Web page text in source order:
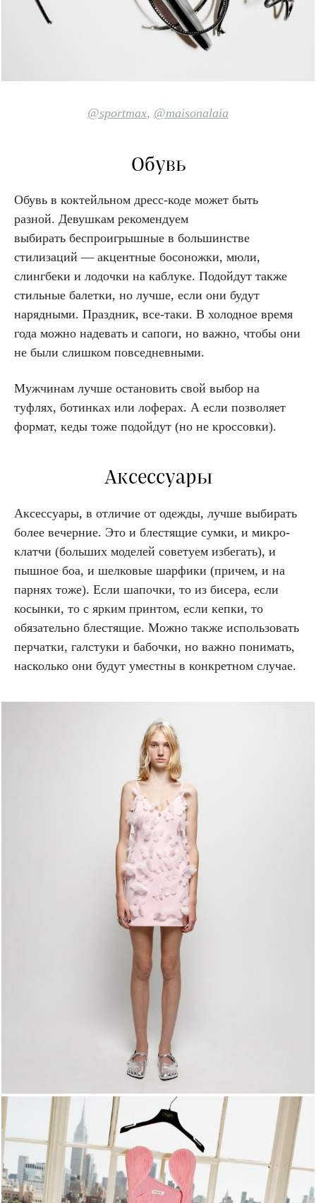
@sportmax, @maisonalaia
Обувь
Обувь в коктейльном дресс-коде может быть
разной. Девушкам рекомендуем
выбирать беспроигрышные в большинстве
стилизаций — акцентные босоножки, мюли,
слингбеки и лодочки на каблуке. Подойдут также
стильные балетки, но лучше, если они будут
нарядными. Праздник, все-таки. В холодное время
года можно надевать и сапоги, но важно, чтобы они
не были слишком повседневными.
Мужчинам лучше остановить свой выбор на
туфлях, ботинках или лоферах. А если позволяет
формат, кеды тоже подойдут (но не кроссовки).
Аксессуары
Аксессуары, в отличие от одежды, лучше выбирать
более вечерние. Это и блестящие сумки, и микро-
клатчи (больших моделей советуем избегать), и
пышное боа, и шелковые шарфики (причем, и на
парнях тоже). Если шапочки, то из бисера, если
косынки, то с ярким принтом, если кепки, то
обязательно блестящие. Можно также использовать
перчатки, галстуки и бабочки, но важно понимать,
насколько они будут уместны в конкретном случае.